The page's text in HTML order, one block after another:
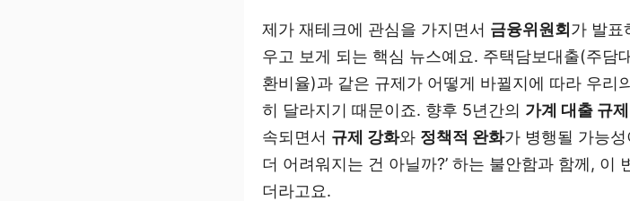
제가 재테크에 관심을 가지면서 금융위원회가 발표
우고 보게 되는 핵심 뉴스예요. 주택담보대출(주담
환비율)과 같은 규제가 어떻게 바뀔지에 따라 우리
히 달라지기 때문이죠. 향후 5년간의 가계 대출 규
속되면서 규제 강화와 정책적 완화가 병행될 가능
더 어려워지는 건 아닐까?’ 하는 불안함과 함께, 이
더라고요.